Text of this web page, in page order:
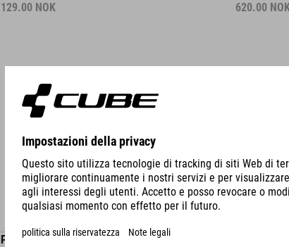
129.00 NOK
DETTAGLI
620.00
PANNO PER LA PULIZIA E LA CURA BIKE